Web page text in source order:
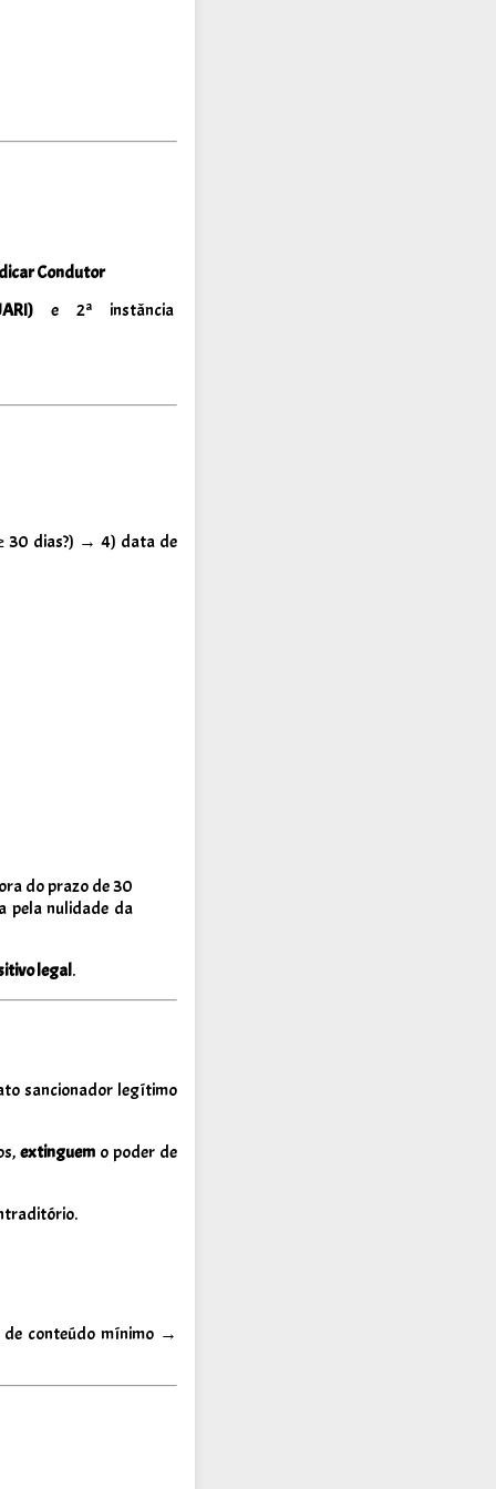
Condutor
e 2ª instância
30 dias?) → 4) data de
do prazo de 30
pela nulidade da
legal.
sancionador legítimo
extinguem o poder de
de conteúdo mínimo →